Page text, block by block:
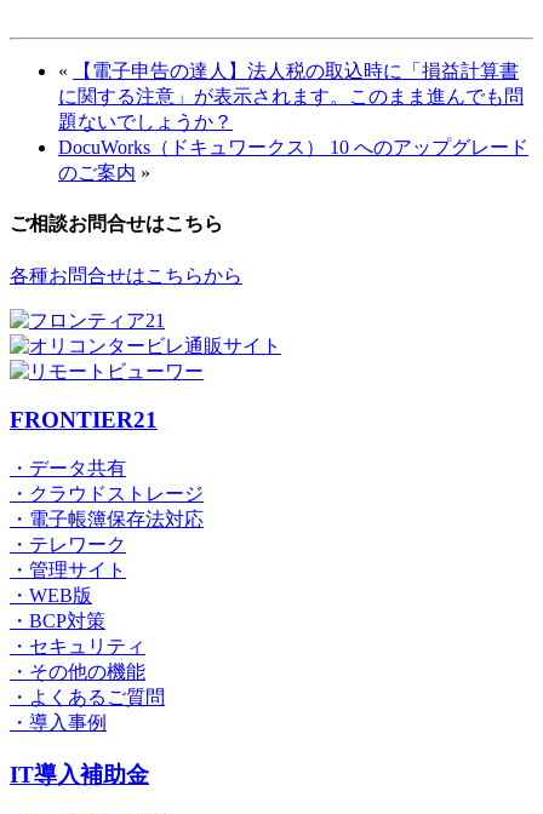
«
【電子申告の達人】法人税の取込時に「損益計算書
に関する注意」が表示されます。このまま進んでも問
題ないでしょうか？
DocuWorks（ドキュワークス） 10 へのアップグレード
のご案内 »
ご相談お問合せはこちら
各種お問合せはこちらから
FRONTIER21
・データ共有
・クラウドストレージ
・電子帳簿保存法対応
・テレワーク
・管理サイト
・WEB版
・BCP対策
・セキュリティ
・その他の機能
・よくあるご質問
・導入事例
IT導入補助金